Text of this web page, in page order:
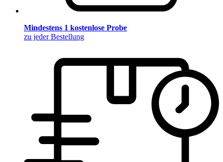
Mindestens 1 kostenlose Probe
zu jeder Bestellung